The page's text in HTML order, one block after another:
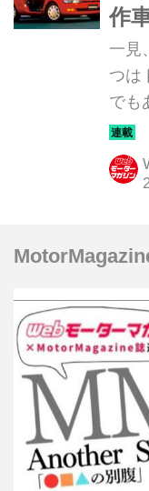
作
の1
一見
つは
でも
ルマ
げた
レン